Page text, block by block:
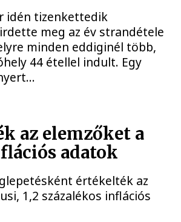
idén tizenkettedik
meg az év strandétele
minden eddiginél több,
44 étellel indult. Egy
az elemzőket a
adatok
értékelték az
1,2 százalékos inflációs